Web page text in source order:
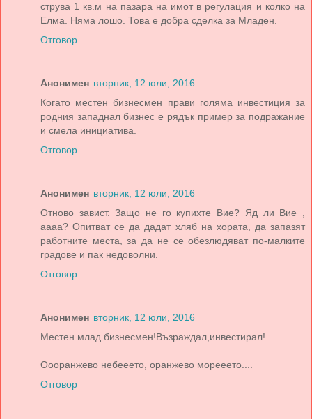
струва 1 кв.м на пазара на имот в регулация и колко на
Елма. Няма лошо. Това е добра сделка за Младен.
Отговор
Анонимен вторник, 12 юли, 2016
Когато местен бизнесмен прави голяма инвестиция за
родния западнал бизнес е рядък пример за подражание
и смела инициатива.
Отговор
Анонимен вторник, 12 юли, 2016
Отново завист. Защо не го купихте Вие? Яд ли Вие ,
аааа? Опитват се да дадат хляб на хората, да запазят
работните места, за да не се обезлюдяват по-малките
градове и пак недоволни.
Отговор
Анонимен вторник, 12 юли, 2016
Местен млад бизнесмен!Възраждал,инвестирал!
Оооранжево небееето, оранжево морееето....
Отговор